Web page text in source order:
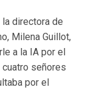
la directora de
Milena Guillot,
a la IA por el
señores
por el